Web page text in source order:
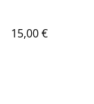
15,00 €